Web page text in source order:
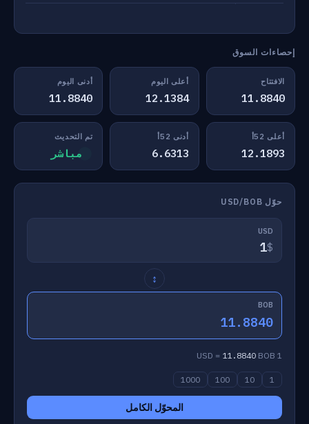
إحصاءات السوق
الافتتاح
11.8840
أعلى اليوم
12.1384
أدنى اليوم
11.8840
أعلى 52أ
12.1893
أدنى 52أ
6.6313
تم التحديث
مباشر
حوّل USD/BOB
USD
$
↕
BOB
11.8840
1 USD =
11.8840 BOB
1
10
100
1000
المحوّل الكامل